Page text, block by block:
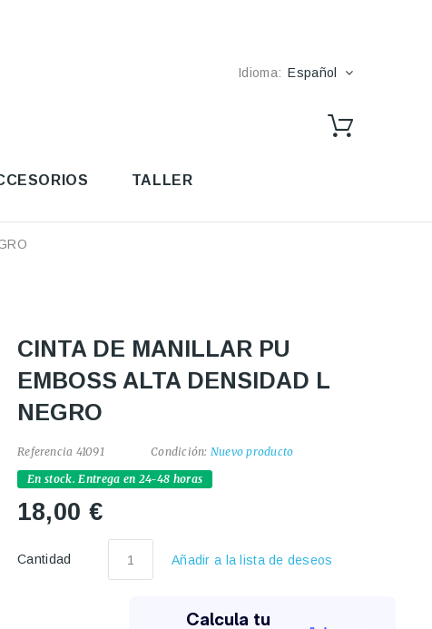
Idioma: Español
TALLER
CINTA DE MANILLAR PU
EMBOSS ALTA DENSIDAD L
NEGRO
Referencia 41091 Condición: Nuevo producto
En stock. Entrega en 24-48 horas
18,00 €
Cantidad Añadir a la lista de deseos